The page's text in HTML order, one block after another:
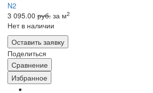
3 095.00 руб. за м2
Нет в наличии
Оставить заявку
Поделиться
Сравнение
Избранное